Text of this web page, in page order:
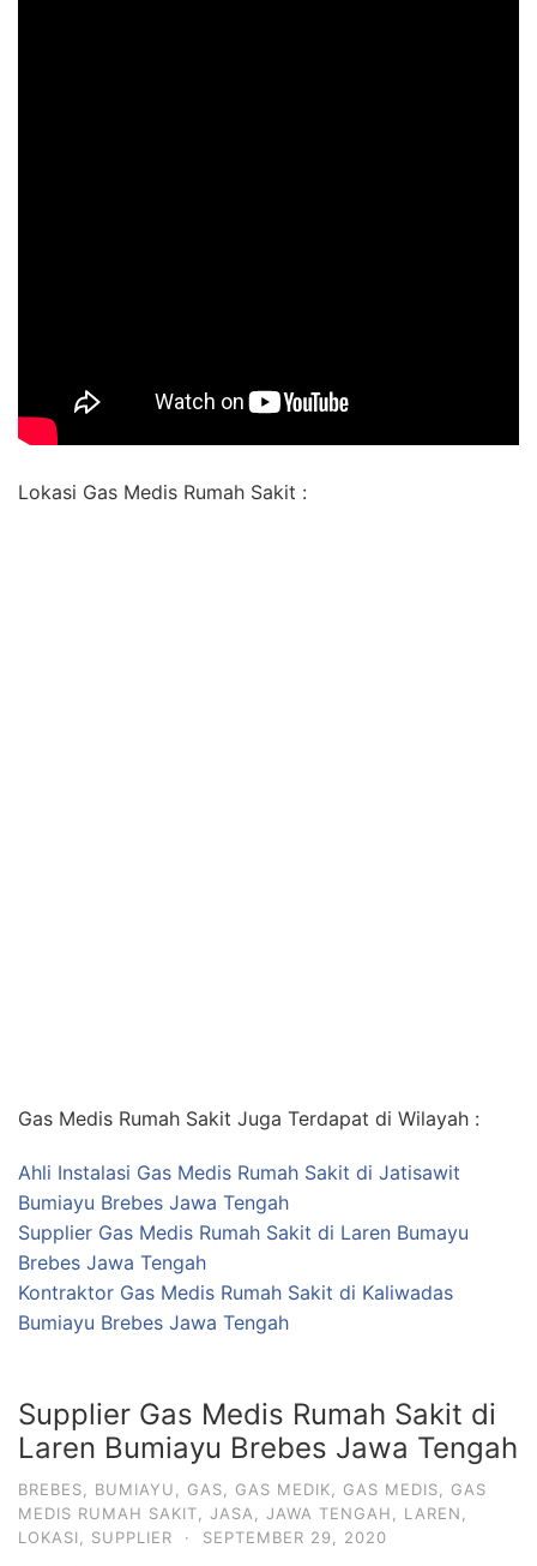
Lokasi Gas Medis Rumah Sakit :
Gas Medis Rumah Sakit Juga Terdapat di Wilayah :
Ahli Instalasi Gas Medis Rumah Sakit di Jatisawit
Bumiayu Brebes Jawa Tengah
Supplier Gas Medis Rumah Sakit di Laren Bumayu
Brebes Jawa Tengah
Kontraktor Gas Medis Rumah Sakit di Kaliwadas
Bumiayu Brebes Jawa Tengah
Supplier Gas Medis Rumah Sakit di
Laren Bumiayu Brebes Jawa Tengah
BREBES BUMIAYU GAS GAS MEDIK GAS MEDIS
GAS
MEDIS RUMAH SAKIT
JASA JAWA TENGAH LAREN
LOKASI
SUPPLIER · SEPTEMBER 29, 2020